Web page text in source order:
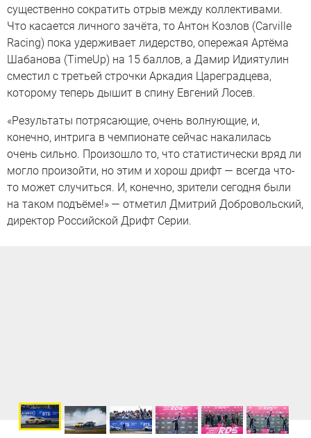
существенно сократить отрыв между коллективами.
Что касается личного зачёта, то Антон Козлов (Carville
Racing) пока удерживает лидерство, опережая Артёма
Шабанова (TimeUp) на 15 баллов, а Дамир Идиятулин
сместил с третьей строчки Аркадия Цареградцева,
которому теперь дышит в спину Евгений Лосев.
«Результаты потрясающие, очень волнующие, и,
конечно, интрига в чемпионате сейчас накалилась
очень сильно. Произошло то, что статистически вряд ли
могло произойти, но этим и хорош дрифт — всегда что-
то может случиться. И, конечно, зрители сегодня были
на таком подъёме!» — отметил Дмитрий Добровольский,
директор Российской Дрифт Серии.